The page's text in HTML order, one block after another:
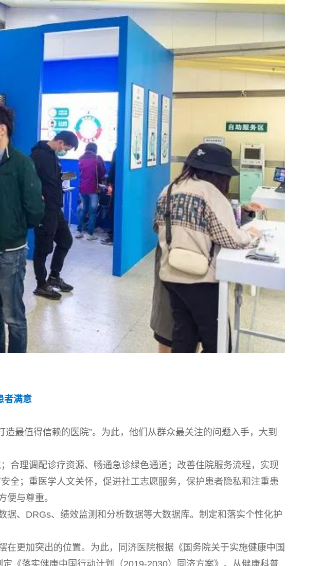
者满意
最值得信赖的医院”。为此，他们从群众最关注的问题入手，大到
合理调配诊疗资源、畅通急诊绿色通道；改善住院服务流程，实现
全；重医学人文关怀，促进社工志愿服务，保护患者隐私和注重患
便与尊重。
、DRGs、绩效监测和分析数据等大数据库。制定和落实个性化护
更加突出的位置。为此，同济医院根据《国务院关于实施健康中国
《落实健康中国行动计划（2019-2030）同济方案》。从健康科普